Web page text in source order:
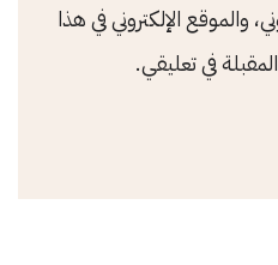
والموقع الإلكتروني في هذا
في تعليقي.